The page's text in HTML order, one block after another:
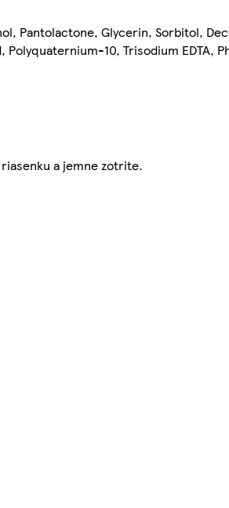
Pantolactone, Glycerin, Sorbitol,
10, Trisodium EDTA,
a jemne zotrite.